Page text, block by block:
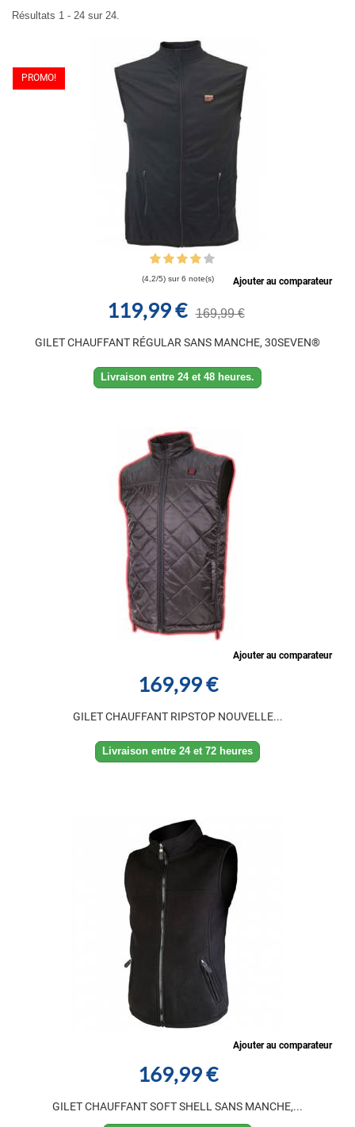
Résultats 1 - 24 sur 24.
PROMO!
(4,2/5) sur 6 note(s) Ajouter au comparateur
119,99 € 169,99 €
GILET CHAUFFANT RÉGULAR SANS MANCHE, 30SEVEN®
Livraison entre 24 et 48 heures.
Ajouter au comparateur
169,99 €
GILET CHAUFFANT RIPSTOP NOUVELLE...
Livraison entre 24 et 72 heures
Ajouter au comparateur
169,99 €
GILET CHAUFFANT SOFT SHELL SANS MANCHE,...